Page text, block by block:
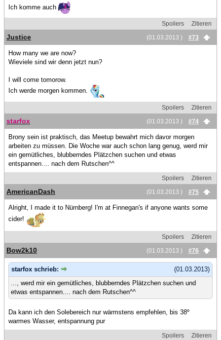
Ich komme auch
Spoilers
Zitieren
(01.03.2013 )
#73
Justice
How many we are now?
Wieviele sind wir denn jetzt nun?
I will come tomorow.
Ich werde morgen kommen.
Spoilers
Zitieren
(01.03.2013 )
#74
starfox
Brony sein ist praktisch, das Meetup bewahrt mich davor morgen
arbeiten zu müssen. Die Woche war auch schon lang genug, werd mir
ein gemütliches, blubberndes Plätzchen suchen und etwas
entspannen.... nach dem Rutschen^^
Spoilers
Zitieren
(01.03.2013 )
#75
AmericanDash
Alright, I made it to Nürnberg! I'm at Finnegan's if anyone wants some
cider!
Spoilers
Zitieren
(01.03.2013 )
#76
Bow2k10
(01.03.2013)
starfox schrieb:
..., werd mir ein gemütliches, blubberndes Plätzchen suchen und
etwas entspannen.... nach dem Rutschen^^
Da kann ich den Solebereich nur wärmstens empfehlen, bis 38º
warmes Wasser, entspannung pur
Spoilers
Zitieren